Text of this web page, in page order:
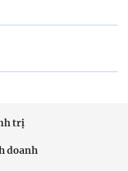
trị
doanh